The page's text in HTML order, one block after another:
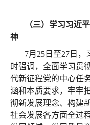
（三）学习习近
神
7月25日至27日
时强调，全面学习贯
代新征程党的中心任
涵和本质要求，牢牢
彻新发展理念、构建
社会发展各方面全过